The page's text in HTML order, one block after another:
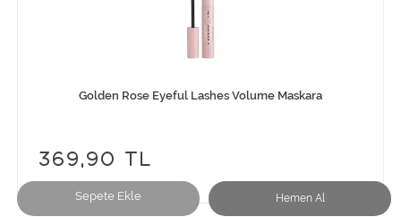
Sepete Ekle Hemen Al
Golden Rose Eyeful Lashes Volume Maskara
369,90 TL